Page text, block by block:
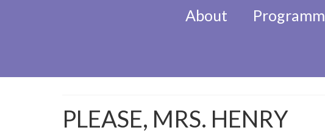
About Programm
PLEASE, MRS. HENRY